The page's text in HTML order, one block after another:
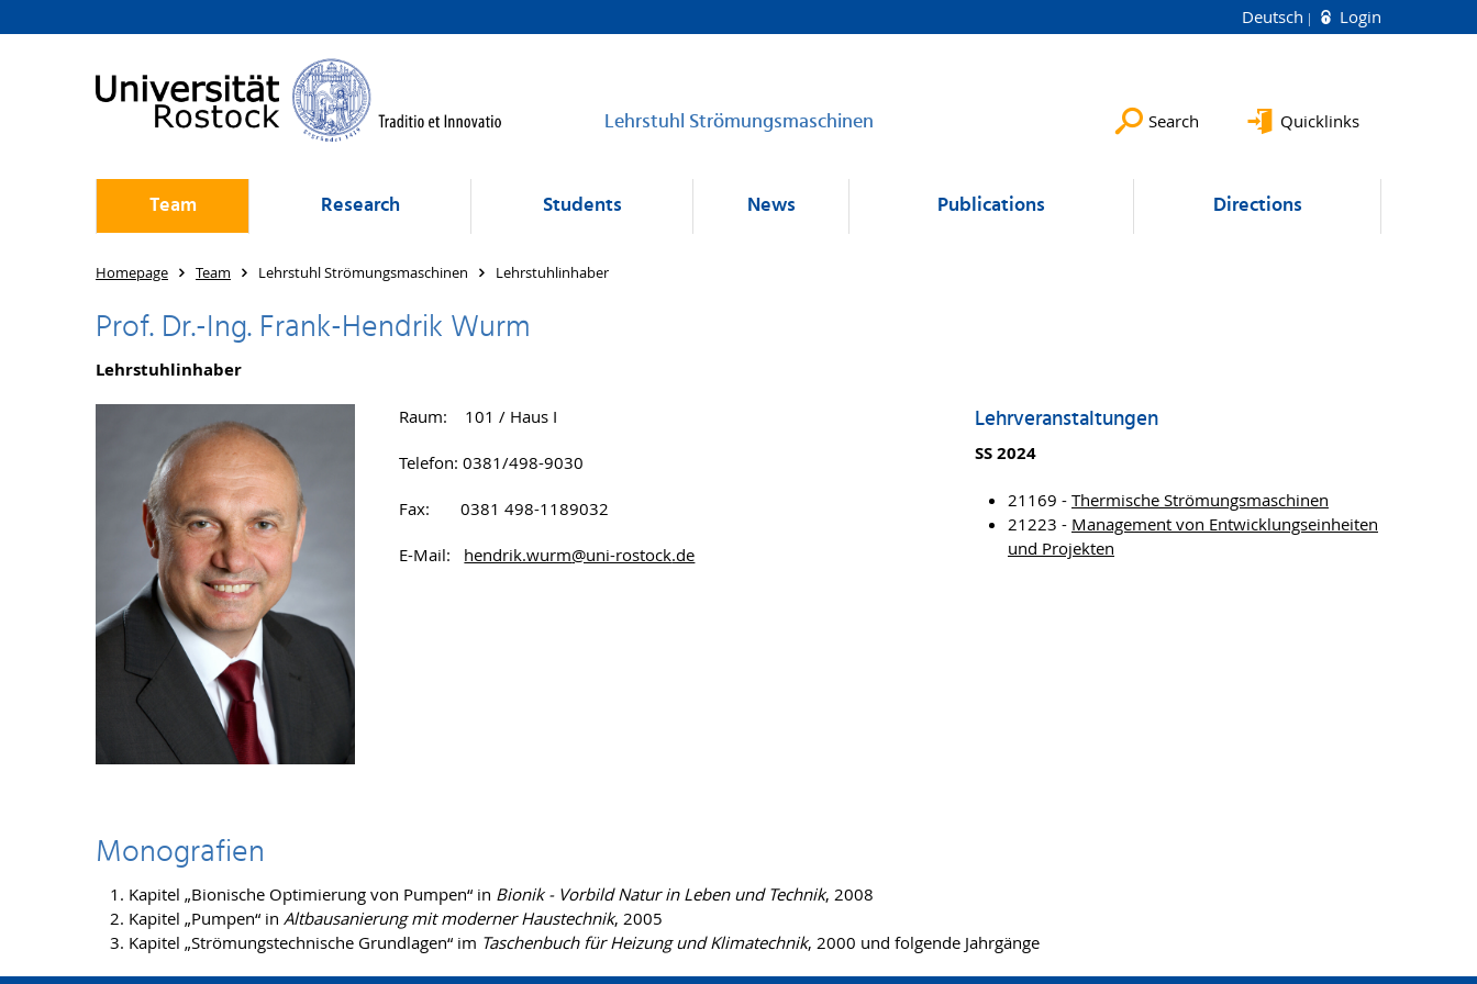
Deutsch Login
Lehrstuhl Strömungsmaschinen Search Quicklinks
Team Research Students News Publications Directions
Homepage Team Lehrstuhl Strömungsmaschinen Lehrstuhlinhaber
Prof. Dr.-Ing. Frank-Hendrik Wurm
Lehrstuhlinhaber
Raum: 101 / Haus I
Telefon: 0381/498-9030
Fax: 0381 498-1189032
E-Mail: hendrik.wurm@uni-rostock.de
Lehrveranstaltungen
SS 2024
21169 - Thermische Strömungsmaschinen
21223 - Management von Entwicklungseinheiten
und Projekten
Monografien
Kapitel „Bionische Optimierung von Pumpen“ in Bionik - Vorbild Natur in Leben und Technik, 2008
Kapitel „Pumpen“ in Altbausanierung mit moderner Haustechnik, 2005
Kapitel „Strömungstechnische Grundlagen“ im Taschenbuch für Heizung und Klimatechnik, 2000 und folgende Jahrgänge